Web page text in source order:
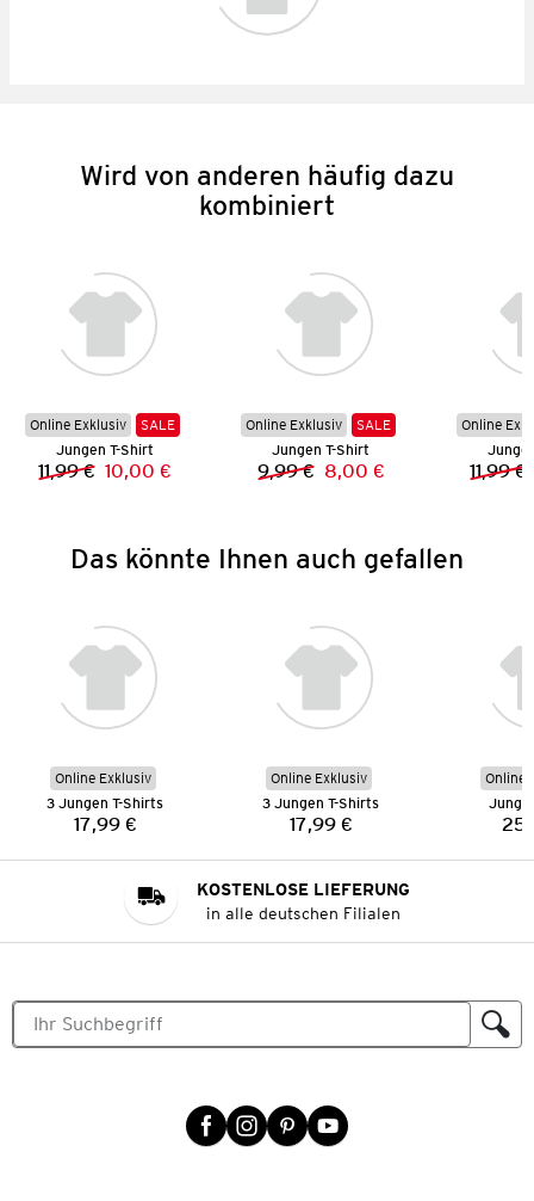
Wird von anderen häufig dazu
kombiniert
Online Exklusiv
SALE
Jungen T-Shirt
Vorheriger Preis:
11,99 € Neuer Preis:
10,00 €
Online Exklusiv
SALE
Jungen T-Shirt
Vorheriger Preis:
9,99 € Neuer Preis:
8,00 €
Online
11,99 €
Das könnte Ihnen auch gefallen
Online Exklusiv
3 Jungen T-Shirts
Preis:
17,99 €
Online Exklusiv
3 Jungen T-Shirts
Preis:
17,99 €
Online
KOSTENLOSE LIEFERUNG
in alle deutschen Filialen